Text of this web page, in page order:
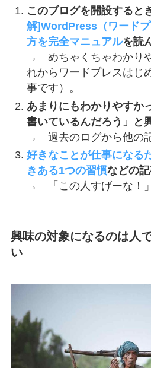
このブログを開設すると
解]WordPress（ワード
方を完全マニュアルを読
→ めちゃくちゃわかり
れからワードプレスはじ
事です）。
あまりにもわかりやすか
書いているんだろう」と
→ 過去のログから他の記
好きなことが仕事になる
きある1つの習慣などの記
→ 「この人すげーな！」
興味の対象になるのは人
い